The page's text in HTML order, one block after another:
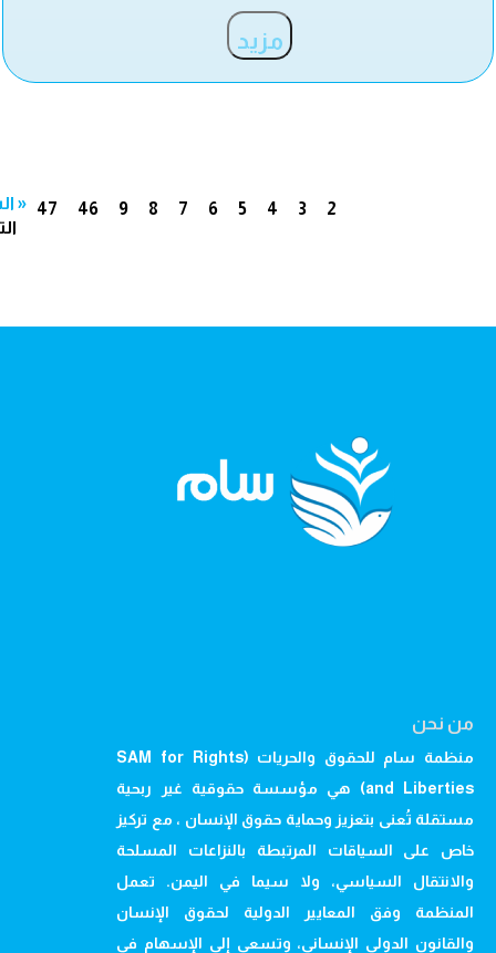
مزيد
« 2
3
4
5
6
7
8
9
46
47
من نحن
منظمة سام للحقوق والحريات (SAM for Rights
and Liberties) هي مؤسسة حقوقية غير ربحية
مستقلة تُعنى بتعزيز وحماية حقوق الإنسان ، مع تركيز
خاص على السياقات المرتبطة بالنزاعات المسلحة
والانتقال السياسي، ولا سيما في اليمن. تعمل
المنظمة وفق المعايير الدولية لحقوق الإنسان
والقانون الدولي الإنساني، وتسعى إلى الإسهام في